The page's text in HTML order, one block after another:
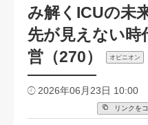
み解くICUの未
先が見えない時
営（270）
オピニオン
2026年06月23日 10:00
リンクを